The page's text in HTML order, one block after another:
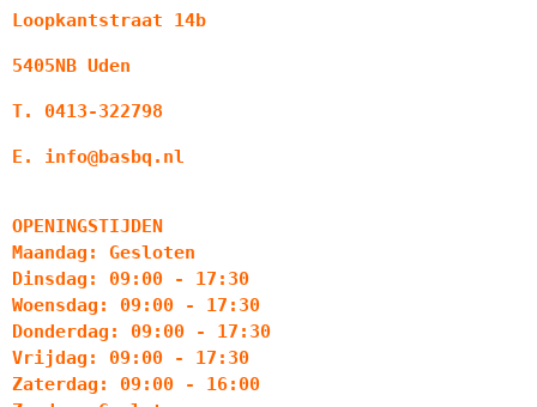
Loopkantstraat 14b
5405NB Uden
T. 0413-322798
E. info@basbq.nl
OPENINGSTIJDEN
Maandag: Gesloten
Dinsdag: 09:00 - 17:30
Woensdag: 09:00 - 17:30
Donderdag: 09:00 - 17:30
Vrijdag: 09:00 - 17:30
Zaterdag: 09:00 - 16:00